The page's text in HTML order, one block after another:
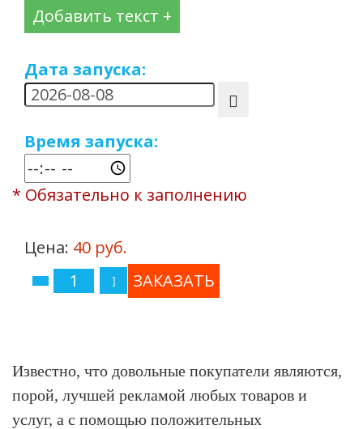
Добавить текст +
Дата запуска:
Время запуска:
* Обязательно к заполнению
Цена: 40 руб.
Известно, что довольные покупатели являются,
порой, лучшей рекламой любых товаров и
услуг, а с помощью положительных